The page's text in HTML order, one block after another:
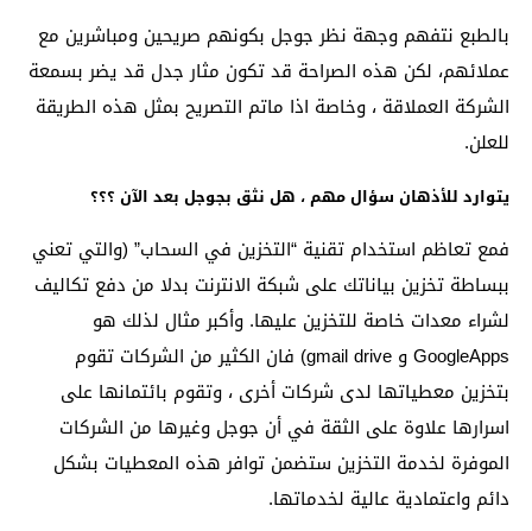
بالطبع نتفهم وجهة نظر جوجل بكونهم صريحين ومباشرين مع
عملائهم، لكن هذه الصراحة قد تكون مثار جدل قد يضر بسمعة
الشركة العملاقة ، وخاصة اذا ماتم التصريح بمثل هذه الطريقة
للعلن.
يتوارد للأذهان سؤال مهم ، هل نثق بجوجل بعد الآن ؟؟؟
فمع تعاظم استخدام تقنية “التخزين في السحاب” (والتي تعني
ببساطة تخزين بياناتك على شبكة الانترنت بدلا من دفع تكاليف
لشراء معدات خاصة للتخزين عليها. وأكبر مثال لذلك هو
GoogleApps و gmail drive) فان الكثير من الشركات تقوم
بتخزين معطياتها لدى شركات أخرى ، وتقوم بائتمانها على
اسرارها علاوة على الثقة في أن جوجل وغيرها من الشركات
الموفرة لخدمة التخزين ستضمن توافر هذه المعطيات بشكل
دائم واعتمادية عالية لخدماتها.